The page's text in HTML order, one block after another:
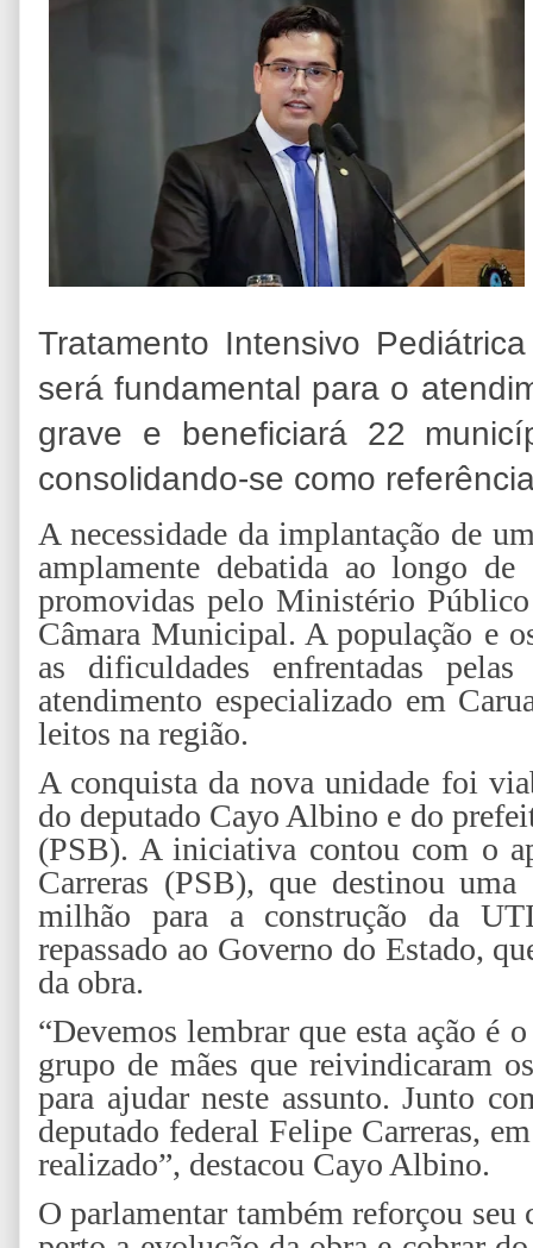
Tratamento Intensivo
será fundamental para o
grave e beneficiará 22
consolidando-se como
A necessidade da implantação de
amplamente debatida ao longo
promovidas pelo Ministério
Câmara Municipal. A população e
as dificuldades enfrentadas
atendimento especializado em
leitos na região.
A conquista da nova unidade foi
do deputado Cayo Albino e do
(PSB). A iniciativa contou com o
Carreras (PSB), que destinou
milhão para a construção da
repassado ao Governo do Estado,
da obra.
“Devemos lembrar que esta ação é
grupo de mães que reivindicaram
para ajudar neste assunto. Junto
deputado federal Felipe Carreras,
realizado”, destacou Cayo Albino.
O parlamentar também reforçou